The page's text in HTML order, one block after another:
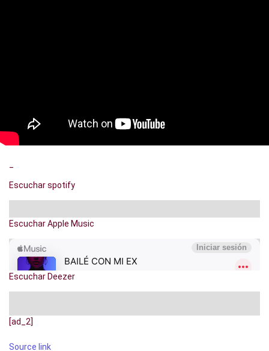
Escuchar spotify
Escuchar Apple Music
Escuchar Deezer
[ad_2]
Source link